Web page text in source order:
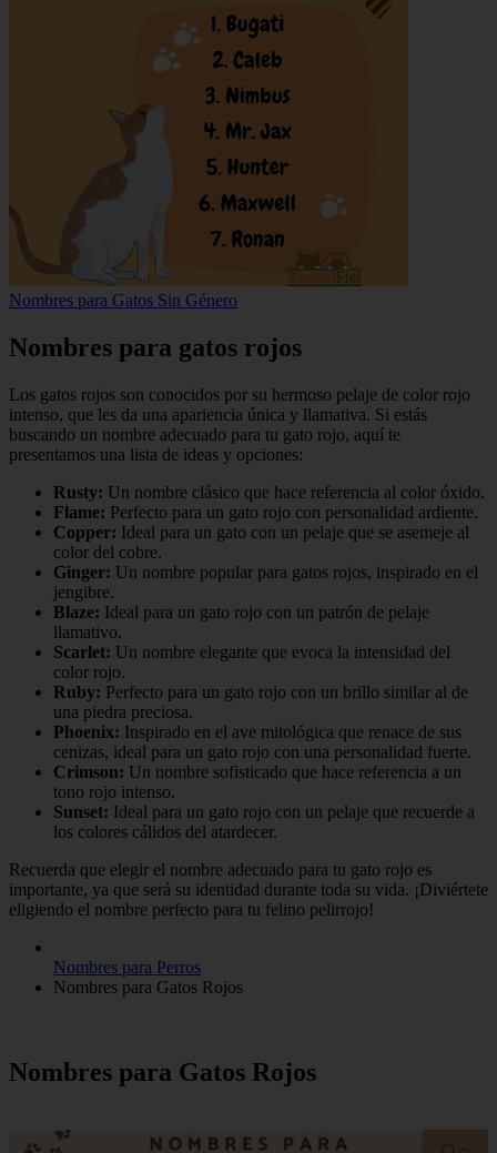
Nombres para Gatos Sin Género
Nombres para gatos rojos
Los gatos rojos son conocidos por su hermoso pelaje de color rojo
intenso, que les da una apariencia única y llamativa. Si estás
buscando un nombre adecuado para tu gato rojo, aquí te
presentamos una lista de ideas y opciones:
Rusty: Un nombre clásico que hace referencia al color óxido.
Flame: Perfecto para un gato rojo con personalidad ardiente.
Copper: Ideal para un gato con un pelaje que se asemeje al
color del cobre.
Ginger: Un nombre popular para gatos rojos, inspirado en el
jengibre.
Blaze: Ideal para un gato rojo con un patrón de pelaje
llamativo.
Scarlet: Un nombre elegante que evoca la intensidad del
color rojo.
Ruby: Perfecto para un gato rojo con un brillo similar al de
una piedra preciosa.
Phoenix: Inspirado en el ave mitológica que renace de sus
cenizas, ideal para un gato rojo con una personalidad fuerte.
Crimson: Un nombre sofisticado que hace referencia a un
tono rojo intenso.
Sunset: Ideal para un gato rojo con un pelaje que recuerde a
los colores cálidos del atardecer.
Recuerda que elegir el nombre adecuado para tu gato rojo es
importante, ya que será su identidad durante toda su vida. ¡Diviértete
eligiendo el nombre perfecto para tu felino pelirrojo!
Nombres para Perros
Nombres para Gatos Rojos
Nombres para Gatos Rojos